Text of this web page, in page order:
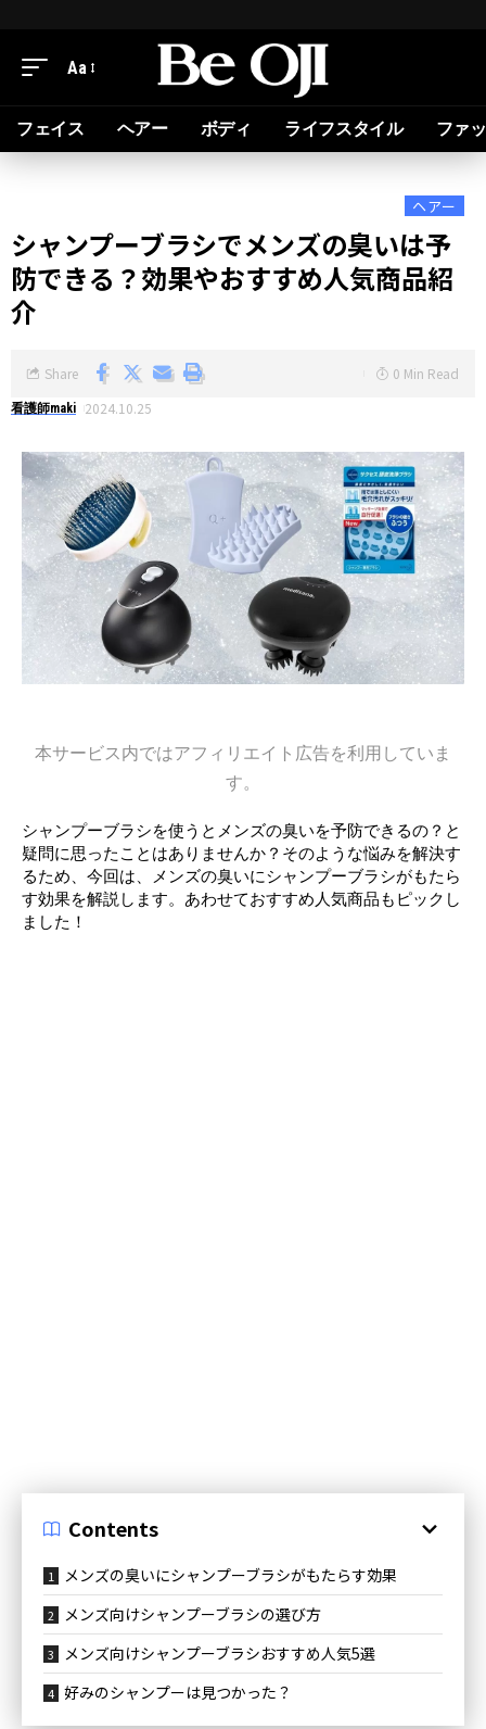
Aa
フェイス ヘアー ボディ ライフスタイル ファ
ヘアー
シャンプーブラシでメンズの臭いは予
防できる？効果やおすすめ人気商品紹
介
看護師maki 2024.10.25
Share 0 Min Read
本サービス内ではアフィリエイト広告を利用していま
す。
シャンプーブラシを使うとメンズの臭いを予防できるの？と
疑問に思ったことはありませんか？そのような悩みを解決す
るため、今回は、メンズの臭いにシャンプーブラシがもたら
す効果を解説します。あわせておすすめ人気商品もピックし
ました！
Contents
メンズの臭いにシャンプーブラシがもたらす効果
メンズ向けシャンプーブラシの選び方
メンズ向けシャンプーブラシおすすめ人気5選
好みのシャンプーは見つかった？